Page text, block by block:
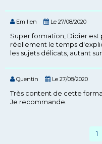
Emilien Le 27/08/2020
Super formation, Didier est
réellement le temps
les sujets délicats, autant
Quentin Le 27/08/2020
Très content de cette
Je recommande.
1